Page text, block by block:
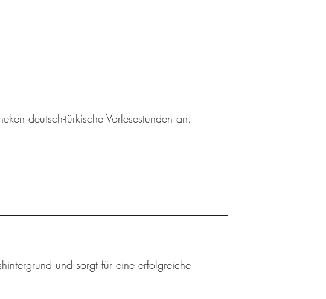
deutsch-türkische Vorlesestunden an.
und sorgt für eine erfolgreiche